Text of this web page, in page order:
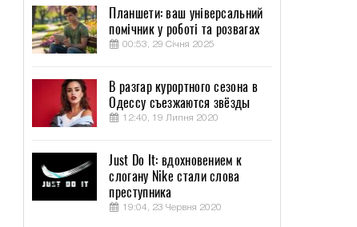
Планшети: ваш універсальний
помічник у роботі та розвагах
00:53, 29 Січня 2025
В разгар курортного сезона в
Одессу съезжаются звёзды
12:40, 19 Липня 2020
Just Do It: вдохновением к
слогану Nike стали слова
преступника
19:04, 23 Червня 2020